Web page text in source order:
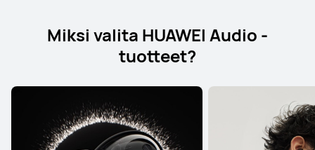
Miksi valita HUAWEI Audio -
tuotteet?